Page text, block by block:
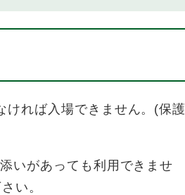
ければ入場できません。(保護
いがあっても利用できませ
い。